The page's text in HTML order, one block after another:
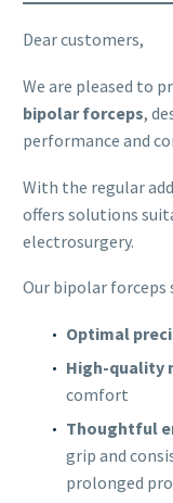
Dear customers,
We are pleased to
bipolar forceps,
performance and
With the regular
offers solutions
electrosurgery.
Our bipolar forceps
Optimal
High-quality
comfort
Thoughtful
grip and
prolonged